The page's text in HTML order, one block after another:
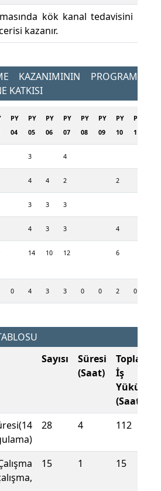
kök kanal tedavisini
kazanır.
KAZANIMININ PROGRAM
KATKISI
PY
04
PY
05
PY
06
PY
07
PY
08
PY
09
PY
10
PY
11
3 4
4 4 2 2
3 3 3
4 3 3 4
14 10 12 6
0 4 3 3 0 0 2 0
Sayısı
Süresi
(Saat)
Toplam
İş
Yükü
(Saat)
28 4 112
15 1 15